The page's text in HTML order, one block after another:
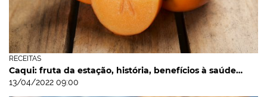
RECEITAS
Caqui: fruta da estação, história, benefícios à saúde…
13/04/2022 09:00